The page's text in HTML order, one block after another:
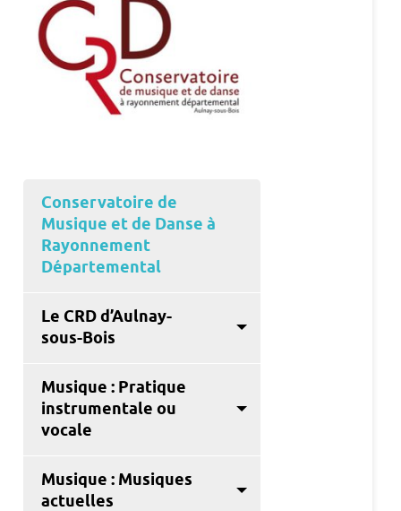
Conservatoire de
Musique et de Danse à
Rayonnement
Départemental
Le CRD d’Aulnay-
sous-Bois
Musique : Pratique
instrumentale ou
vocale
Musique : Musiques
actuelles